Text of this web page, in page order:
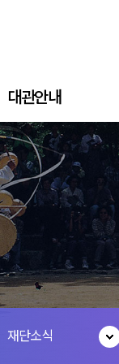
대관안내
재단소식